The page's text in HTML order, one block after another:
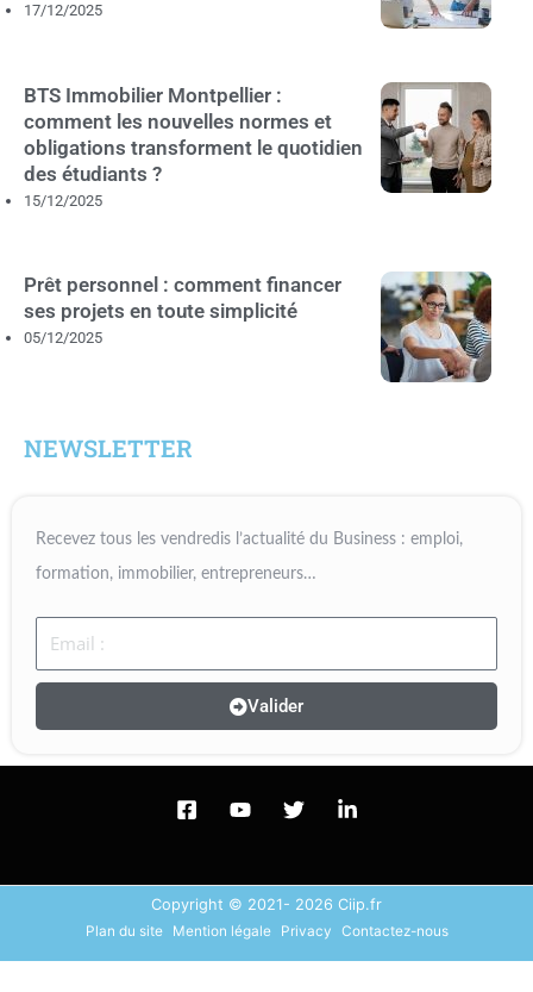
17/12/2025
BTS Immobilier Montpellier :
comment les nouvelles normes et
obligations transforment le quotidien
des étudiants ?
15/12/2025
Prêt personnel : comment financer
ses projets en toute simplicité
05/12/2025
NEWSLETTER
Recevez tous les vendredis l’actualité du Business : emploi,
formation, immobilier, entrepreneurs…
Email
Valider
Copyright © 2021- 2026 Ciip.fr
Plan du site Mention légale Privacy Contactez-nous